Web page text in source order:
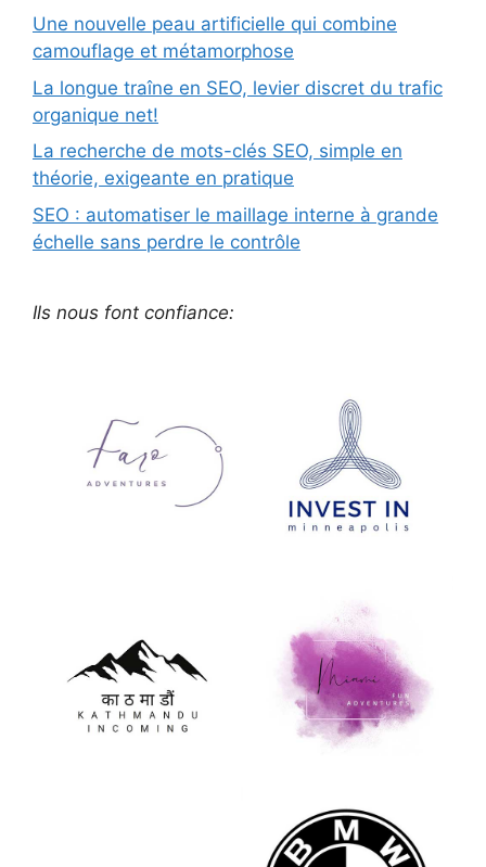
Une nouvelle peau artificielle qui combine
camouflage et métamorphose
La longue traîne en SEO, levier discret du trafic
organique net!
La recherche de mots-clés SEO, simple en
théorie, exigeante en pratique
SEO : automatiser le maillage interne à grande
échelle sans perdre le contrôle
Ils nous font confiance: